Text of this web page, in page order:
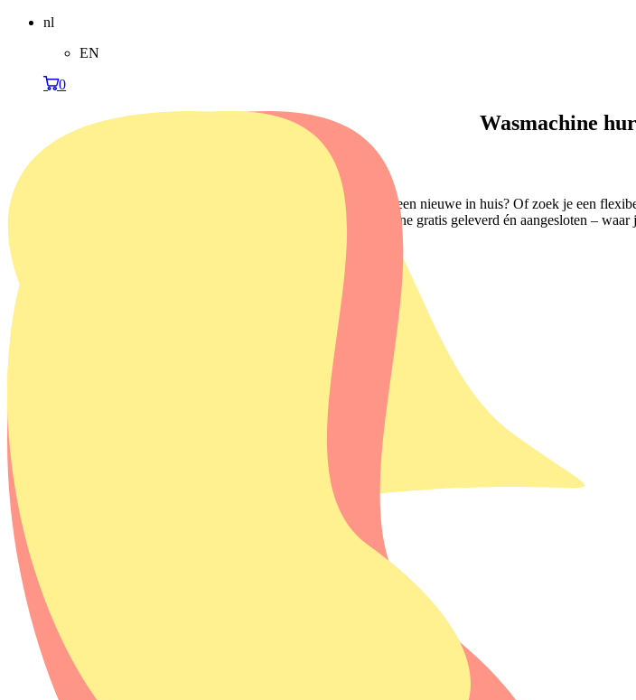
nl
EN
0
Wasmachine
Wasmachine huren in Tilburg?
Is je wasmachine kapot gegaan en wil je zo snel mogelijk een nieuwe in huis? Of zoek je een
Homie. Binnen één tot drie werkdagen wordt je wasmachine gratis geleverd én aangesloten –